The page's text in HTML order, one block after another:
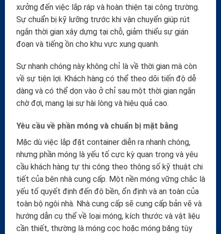
xưởng đến việc lắp ráp và hoàn thiện tại công trường.
Sự chuẩn bị kỹ lưỡng trước khi vận chuyển giúp rút
ngắn thời gian xây dựng tại chỗ, giảm thiểu sự gián
đoạn và tiếng ồn cho khu vực xung quanh.
Sự nhanh chóng này không chỉ là về thời gian mà còn
về sự tiện lợi. Khách hàng có thể theo dõi tiến độ dễ
dàng và có thể dọn vào ở chỉ sau một thời gian ngắn
chờ đợi, mang lại sự hài lòng và hiệu quả cao.
Yêu cầu về phần móng và chuẩn bị mặt bằng
Mặc dù việc lắp đặt container diễn ra nhanh chóng,
nhưng phần móng là yếu tố cực kỳ quan trọng và yêu
cầu khách hàng tự thi công theo thông số kỹ thuật chi
tiết của bên nhà cung cấp. Một nền móng vững chắc là
yếu tố quyết định đến độ bền, ổn định và an toàn của
toàn bộ ngôi nhà. Nhà cung cấp sẽ cung cấp bản vẽ và
hướng dẫn cụ thể về loại móng, kích thước và vật liệu
cần thiết, thường là móng cọc hoặc móng băng tùy